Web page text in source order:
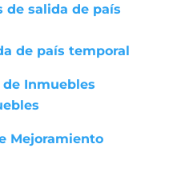
de salida de país
de país temporal
Inmuebles
Mejoramiento